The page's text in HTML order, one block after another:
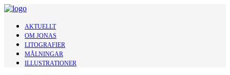
AKTUELLT
OM JONAS
LITOGRAFIER
MÅLNINGAR
ILLUSTRATIONER